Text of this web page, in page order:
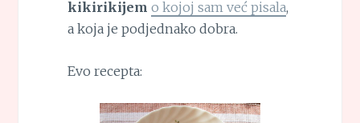
kikirikijem o kojoj sam već pisala,
a koja je podjednako dobra.
Evo recepta: